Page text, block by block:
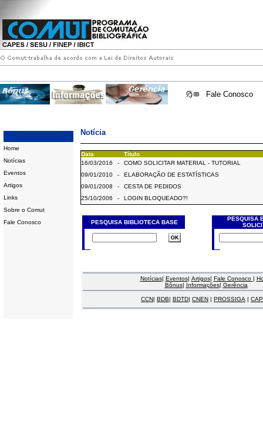
Fale Conosco
Home
Notícias
Eventos
Artigos
Links
Sobre o Comut
Fale Conosco
Notícia
Data
Título
16/03/2016
-
COMO SOLICITAR MATERIAL - TUTORIAL
09/01/2010
-
ELABORAÇÃO DE ESTATÍSTICAS
09/01/2008
-
CESTA DE PEDIDOS
25/10/2006
- LOGIN BLOQUEADO?!
PESQUISA BIBLIOTECA BASE
PESQUISA
Notícias| Eventos| Artigos| Fale Conosco |
Bônus| Informações| Gerência
CCN| BDB| BDTD| CNEN | PROSSIGA |